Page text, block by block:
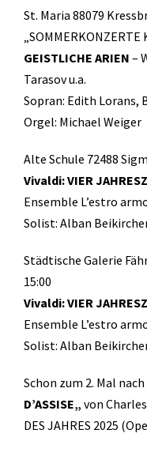
St. Maria 88079
„SOMMERKONZERTE
GEISTLICHE ARIEN –
Tarasov u.a.
Sopran: Edith Lorans,
Orgel: Michael Weiger
Alte Schule 72488
Vivaldi: VIER
Ensemble L’estro
Solist: Alban
Städtische Galerie
15:00
Vivaldi: VIER
Ensemble L’estro
Solist: Alban
Schon zum 2. Mal nach
D’ASSISE„ von
DES JAHRES 2025